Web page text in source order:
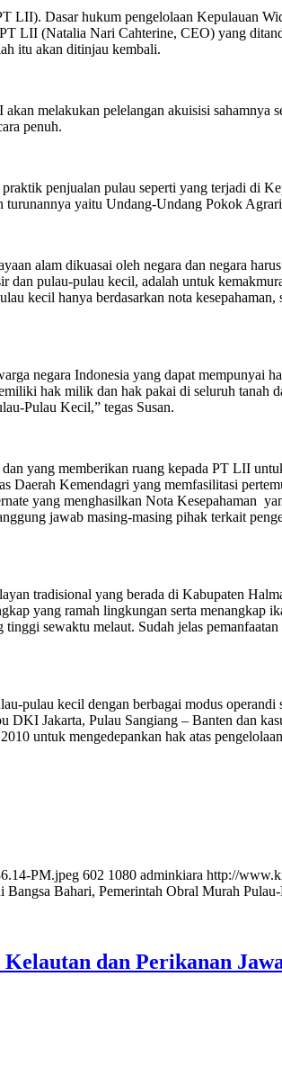
LII). Dasar hukum pengelolaan Kepulauan
LII (Natalia Nari Cahterine, CEO) yang
itu akan ditinjau kembali.
melakukan pelelangan akuisisi sahamnya
penuh.
penjualan pulau seperti yang terjadi di
turunannya yaitu Undang-Undang Pokok
alam dikuasai oleh negara dan negara
dan pulau-pulau kecil, adalah untuk
kecil hanya berdasarkan nota
negara Indonesia yang dapat mempunyai
hak milik dan hak pakai di seluruh
Pulau Kecil,” tegas Susan.
yang memberikan ruang kepada PT LII
Kemendagri yang memfasilitasi
yang menghasilkan Nota Kesepahaman
jawab masing-masing pihak terkait
tradisional yang berada di Kabupaten
yang ramah lingkungan serta menangkap
sewaktu melaut. Sudah jelas
pulau kecil dengan berbagai modus
DKI Jakarta, Pulau Sangiang – Banten dan
untuk mengedepankan hak atas
PM.jpeg 602 1080 adminkiara http://
Bahari, Pemerintah Obral Murah
dan Perikanan